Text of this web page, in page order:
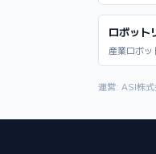
ロボット
産業ロボッ
運営: ASI株式